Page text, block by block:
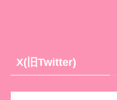
X(旧Twitter)